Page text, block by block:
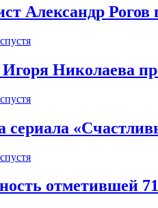
Александр
Николаева
сериала
отметившей